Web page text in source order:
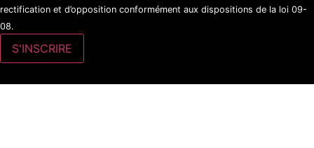
rectification et d’opposition conformément aux dispositions de la loi 09-
08.